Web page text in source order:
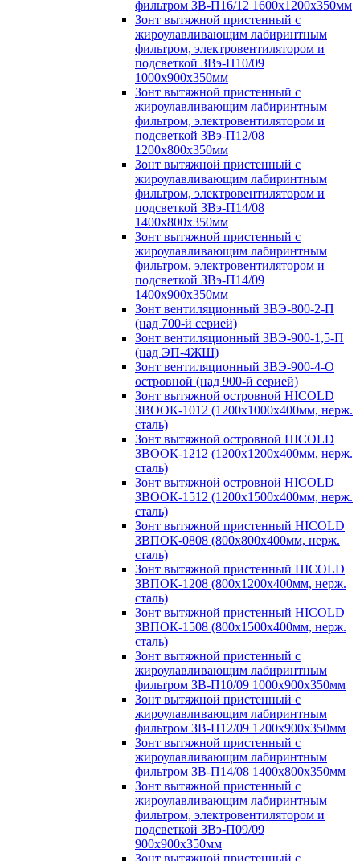
фильтром ЗВ-П16/12 1600х1200х350мм
Зонт вытяжной пристенный с
жироулавливающим лабиринтным
фильтром, электровентилятором и
подсветкой ЗВэ-П10/09
1000х900х350мм
Зонт вытяжной пристенный с
жироулавливающим лабиринтным
фильтром, электровентилятором и
подсветкой ЗВэ-П12/08
1200х800х350мм
Зонт вытяжной пристенный с
жироулавливающим лабиринтным
фильтром, электровентилятором и
подсветкой ЗВэ-П14/08
1400х800х350мм
Зонт вытяжной пристенный с
жироулавливающим лабиринтным
фильтром, электровентилятором и
подсветкой ЗВэ-П14/09
1400х900х350мм
Зонт вентиляционный ЗВЭ-800-2-П
(над 700-й серией)
Зонт вентиляционный ЗВЭ-900-1,5-П
(над ЭП-4ЖШ)
Зонт вентиляционный ЗВЭ-900-4-О
островной (над 900-й серией)
Зонт вытяжной островной HICOLD
ЗВООК-1012 (1200х1000х400мм, нерж.
сталь)
Зонт вытяжной островной HICOLD
ЗВООК-1212 (1200x1200x400мм, нерж.
сталь)
Зонт вытяжной островной HICOLD
ЗВООК-1512 (1200х1500х400мм, нерж.
сталь)
Зонт вытяжной пристенный HICOLD
ЗВПОК-0808 (800х800х400мм, нерж.
сталь)
Зонт вытяжной пристенный HICOLD
ЗВПОК-1208 (800х1200х400мм, нерж.
сталь)
Зонт вытяжной пристенный HICOLD
ЗВПОК-1508 (800х1500х400мм, нерж.
сталь)
Зонт вытяжной пристенный с
жироулавливающим лабиринтным
фильтром ЗВ-П10/09 1000х900х350мм
Зонт вытяжной пристенный с
жироулавливающим лабиринтным
фильтром ЗВ-П12/09 1200х900х350мм
Зонт вытяжной пристенный с
жироулавливающим лабиринтным
фильтром ЗВ-П14/08 1400х800х350мм
Зонт вытяжной пристенный с
жироулавливающим лабиринтным
фильтром, электровентилятором и
подсветкой ЗВэ-П09/09
900х900х350мм
Зонт вытяжной пристенный с